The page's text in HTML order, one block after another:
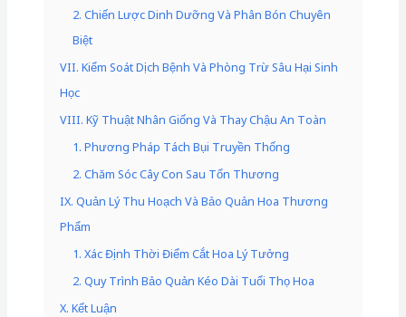
2. Chiến Lược Dinh Dưỡng Và Phân Bón Chuyên
Biệt
VII. Kiểm Soát Dịch Bệnh Và Phòng Trừ Sâu Hại Sinh
Học
VIII. Kỹ Thuật Nhân Giống Và Thay Chậu An Toàn
1. Phương Pháp Tách Bụi Truyền Thống
2. Chăm Sóc Cây Con Sau Tổn Thương
IX. Quản Lý Thu Hoạch Và Bảo Quản Hoa Thương
Phẩm
1. Xác Định Thời Điểm Cắt Hoa Lý Tưởng
2. Quy Trình Bảo Quản Kéo Dài Tuổi Thọ Hoa
X. Kết Luận